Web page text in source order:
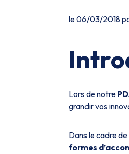
le 06/03/2018
Lors de notre
grandir vos
Dans le cadre
formes